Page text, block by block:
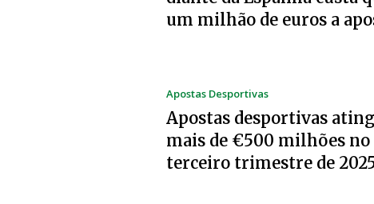
um milhão de euros a
Apostas Desportivas
Apostas desportivas
mais de €500 milhões no
terceiro trimestre de